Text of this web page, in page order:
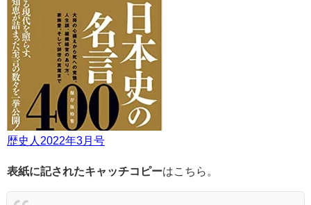
歴史人2022年3月号
表紙に記されたキャッチコピーはこちら。